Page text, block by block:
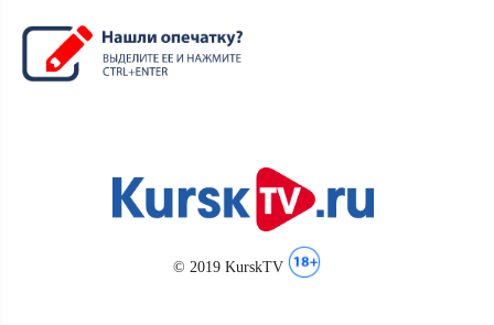
© 2019 KurskTV